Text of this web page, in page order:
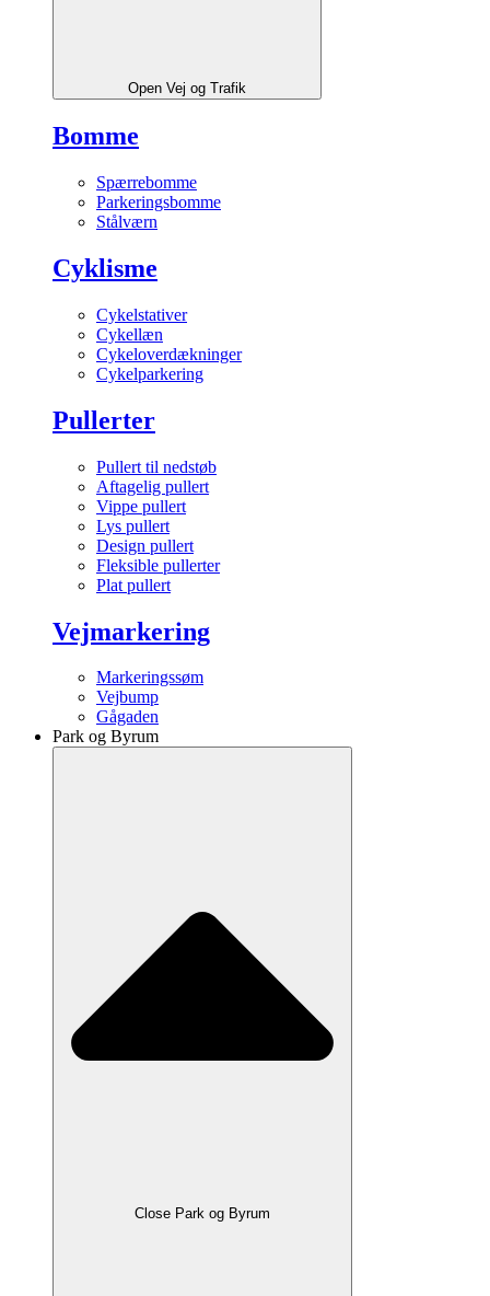
Open Vej og Trafik
Bomme
Spærrebomme
Parkeringsbomme
Stålværn
Cyklisme
Cykelstativer
Cykellæn
Cykeloverdækninger
Cykelparkering
Pullerter
Pullert til nedstøb
Aftagelig pullert
Vippe pullert
Lys pullert
Design pullert
Fleksible pullerter
Plat pullert
Vejmarkering
Markeringssøm
Vejbump
Gågaden
Park og Byrum
Close Park og Byrum